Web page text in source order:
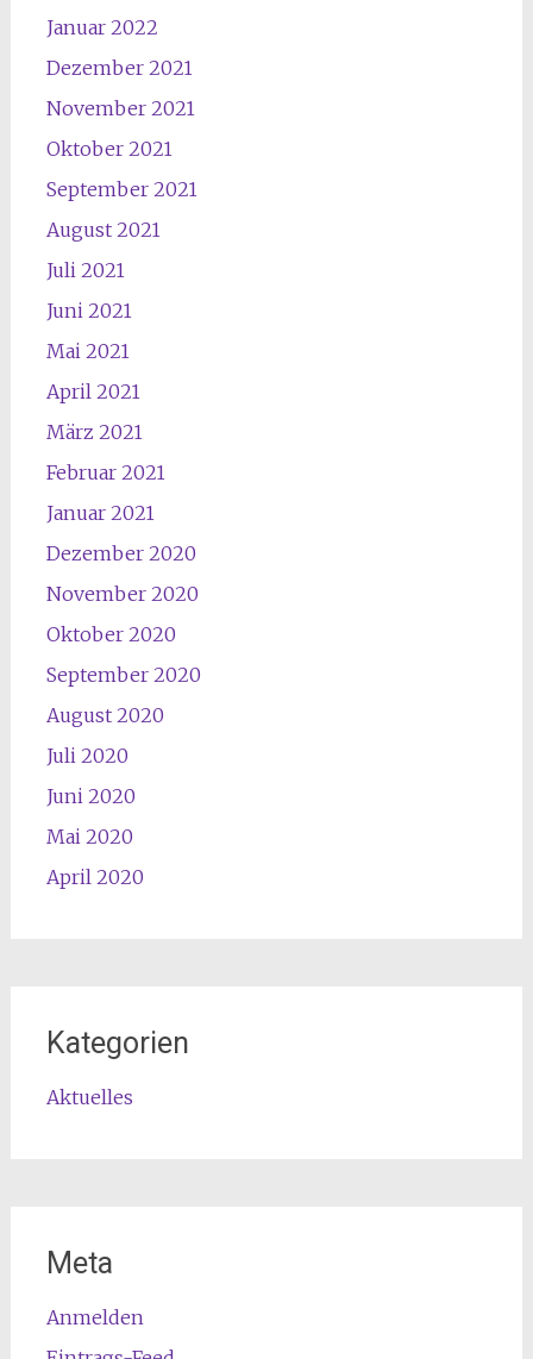
Januar 2022
Dezember 2021
November 2021
Oktober 2021
September 2021
August 2021
Juli 2021
Juni 2021
Mai 2021
April 2021
März 2021
Februar 2021
Januar 2021
Dezember 2020
November 2020
Oktober 2020
September 2020
August 2020
Juli 2020
Juni 2020
Mai 2020
April 2020
Kategorien
Aktuelles
Meta
Anmelden